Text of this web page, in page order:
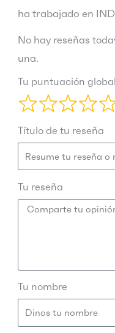
ha trabajado en
No hay reseñas
una.
Tu puntuación global
Título de tu reseña
Tu reseña
Tu nombre